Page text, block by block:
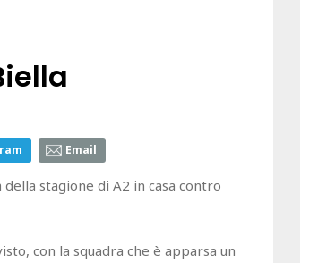
Email
stagione di A2 in casa contro
con la squadra che è apparsa un